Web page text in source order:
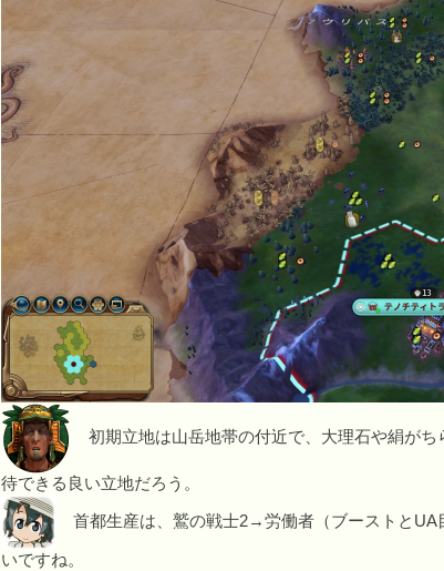
初期立地は山岳地帯の付近で、大理石や絹がち
待できる良い立地だろう。
首都生産は、鷲の戦士2→労働者（ブーストとUA
いですね。